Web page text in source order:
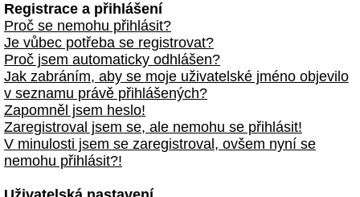
Registrace a přihlášení
Proč se nemohu přihlásit?
Je vůbec potřeba se registrovat?
Proč jsem automaticky odhlášen?
Jak zabráním, aby se moje uživatelské jméno objevilo
v seznamu právě přihlášených?
Zapomněl jsem heslo!
Zaregistroval jsem se, ale nemohu se přihlásit!
V minulosti jsem se zaregistroval, ovšem nyní se
nemohu přihlásit?!